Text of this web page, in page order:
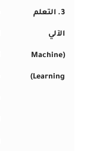
3. التعلم
الآلي
(Machine
Learning)